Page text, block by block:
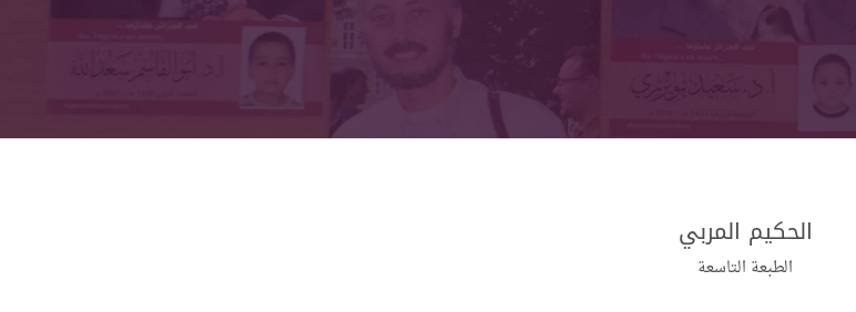
الحكيم المربي
الطبعة التاسعة